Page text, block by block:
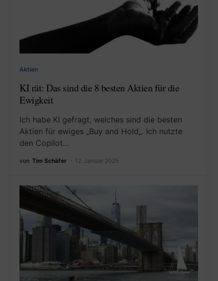
Aktien
KI rät: Das sind die 8 besten Aktien für die
Ewigkeit
Ich habe KI gefragt, welches sind die besten
Aktien für ewiges „Buy and Hold„. Ich nutzte
den Copilot…
von Tim Schäfer 12. Januar 2025